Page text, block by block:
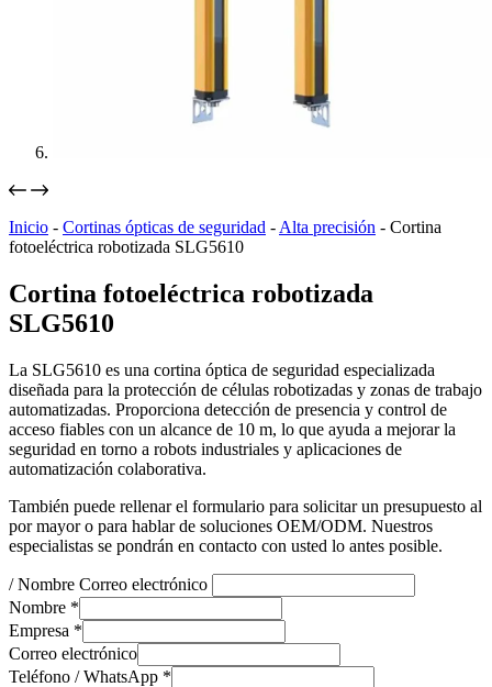
Inicio - Cortinas ópticas de seguridad - Alta precisión - Cortina
fotoeléctrica robotizada SLG5610
Cortina fotoeléctrica robotizada
SLG5610
La SLG5610 es una cortina óptica de seguridad especializada
diseñada para la protección de células robotizadas y zonas de trabajo
automatizadas. Proporciona detección de presencia y control de
acceso fiables con un alcance de 10 m, lo que ayuda a mejorar la
seguridad en torno a robots industriales y aplicaciones de
automatización colaborativa.
También puede rellenar el formulario para solicitar un presupuesto al
por mayor o para hablar de soluciones OEM/ODM. Nuestros
especialistas se pondrán en contacto con usted lo antes posible.
/ Nombre Correo electrónico
Nombre *
Empresa *
Correo electrónico
Teléfono / WhatsApp *